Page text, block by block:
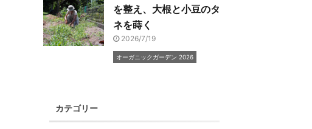
を整え、大根と小豆のタ
ネを蒔く
2026/7/19
オーガニックガーデン 2026
カテゴリー